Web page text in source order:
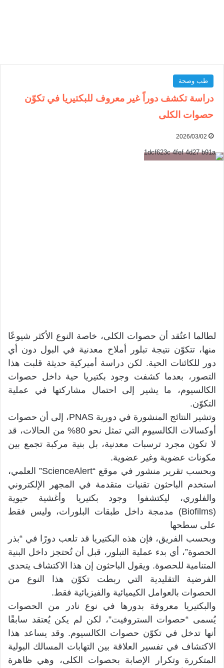
طب وصحة
دراسة تكشف دوراً غير معروف للبكتيريا في تكوّن
حصوات الكلى
2026/03/02
لطالما اعتُقد أن حصوات الكلى، خاصة النوع الأكثر شيوعًا
منها، تتكوّن نتيجة تبلور أملاح معدنية في البول دون أي
دور للكائنات الحية. لكن دراسة أميركية حديثة قلبت هذا
التصور، بعدما كشفت وجود بكتيريا حية داخل حصوات
الكالسيوم، ما يشير إلى احتمال مشاركتها في عملية
التكوّن.
وتشير النتائج المنشورة في دورية PNAS، إلى أن حصوات
أوكسالات الكالسيوم التي تمثل نحو 80% من الحالات، قد
لا تكون مجرد ترسبات معدنية، بل بنية مركبة تجمع بين
مكونات عضوية وغير عضوية.
وبحسب تقرير منشور في موقع “ScienceAlert” العلمي،
استخدم الباحثون تقنيات متقدمة في المجهر الإلكتروني
والفلوري، ليكتشفوا وجود بكتيريا وأغشية حيوية
(Biofilms) مدمجة داخل طبقات البلورات، وليس فقط
على سطحها
وبحسب الفريق، فإن هذه البكتيريا قد تلعب دورًا في “بذر
الحصوة”، أي بدء عملية التبلور، قبل أن تُحتجز داخل البنية
المتنامية للحصوة. ويقول الباحثون إن هذا الاكتشاف يتحدى
الفرضية التقليدية التي ربطت تكوّن هذا النوع من
الحصوات بالعوامل الكيميائية والفيزيائية فقط.
والبكتيريا معروفة بدورها في نوع نادر من الحصوات
يُسمى “حصوات الستروفيت”، لكن لم يكن يُعتقد سابقًا
أنها تدخل في تكوّن حصوات الكالسيوم. وقد يساعد هذا
الاكتشاف في تفسير العلاقة بين التهابات المسالك البولية
المتكررة وتكرار الإصابة بحصوات الكلى، وهي ظاهرة